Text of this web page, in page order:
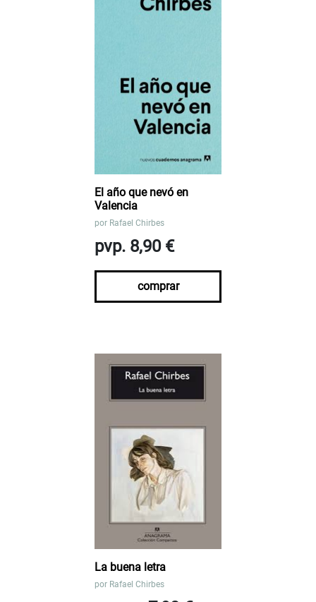
El año que nevó en
Valencia
por Rafael Chirbes
pvp. 8,90 €
comprar
La buena letra
por Rafael Chirbes